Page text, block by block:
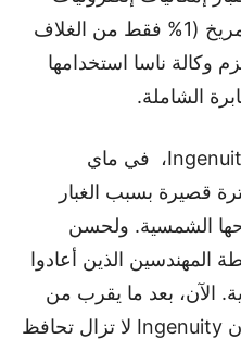
الطيران في الهواء الرقيق للمريخ (1% فقط من الغلاف
وكالة ناسا استخدامها
الشاملة.
كانت هناك تحديات لشركة Ingenuity، في ماي
قصيرة بسبب الغبار
الشمسية. ولحسن
المهندسين الذين أعادوا
الآن، بعد ما يقرب من
14 رحلة تحت جناحيها، يبدو أن Ingenuity لا تزال تحافظ